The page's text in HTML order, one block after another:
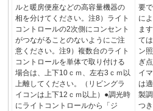
ルと暖房便座などの高容量機器の
相を分けてください。注8）ライト
コントロールの2次側にコンセント
がつながることのないようにご注
意ください。注9）複数台のライト
コントロールを単体で取り付ける
場合は、上下10ｃｍ、左右3ｃｍ以
上離してください。（リビングラ
イコンは上下12ｃｍ以上）●調光時
にライトコントロールから「ジ
要
に
ま
て
ン
ぎ
イ
は
製
つ